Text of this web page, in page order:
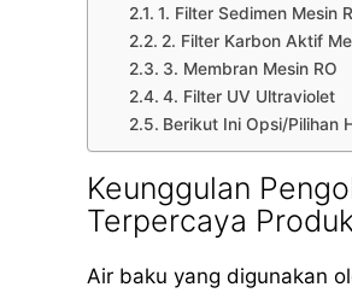
1. Filter Sedimen Mesin
2. Filter Karbon Aktif
3. Membran Mesin RO
4. Filter UV Ultraviolet
Berikut Ini Opsi/Pilihan
Keunggulan
Terpercaya
Air baku yang digunakan